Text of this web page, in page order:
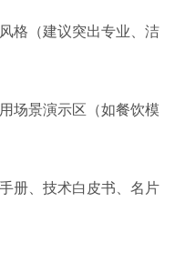
格（建议突出专业、洁
场景演示区（如餐饮模
册、技术白皮书、名片